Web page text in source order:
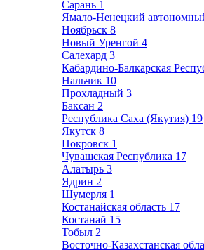
Сарань 1
Ямало-Ненецкий
Ноябрьск 8
Новый Уренгой 4
Салехард 3
Кабардино-Балкарская
Нальчик 10
Прохладный 3
Баксан 2
Республика Саха (Якутия) 19
Якутск 8
Покровск 1
Чувашская Республика 17
Алатырь 3
Ядрин 2
Шумерля 1
Костанайская область 17
Костанай 15
Тобыл 2
Восточно-Казахстанская